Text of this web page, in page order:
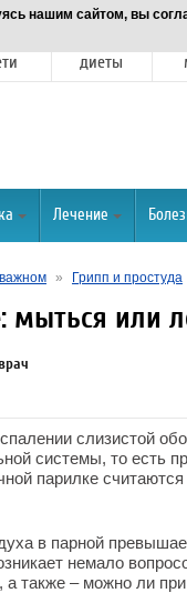
нашим сайтом, вы
диеты
Лечение
» Грипп и простуда
мыться или
слизистой
системы, то есть
парилке
в парной
немало
а также – можно ли